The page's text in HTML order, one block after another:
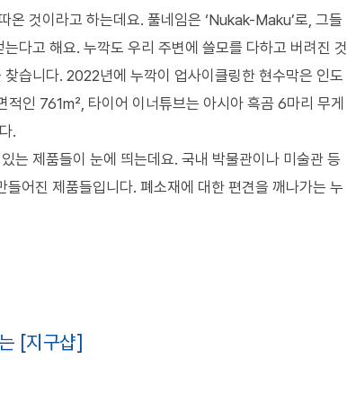
온 것이라고 하는데요. 풀네임은 ‘Nukak-Maku’로, 그들
는다고 해요. 누깍도 우리 주변에 쓸모를 다하고 버려진 것
찾습니다. 2022년에 누깍이 업사이클링한 현수막은 인도
적인 761m², 타이어 이너튜브는 아시아 흑곰 6마리 무게
.
는 제품들이 눈에 띄는데요. 국내 박물관이나 미술관 등
들어진 제품들입니다. 폐소재에 대한 편견을 깨나가는 누
[지구샵]